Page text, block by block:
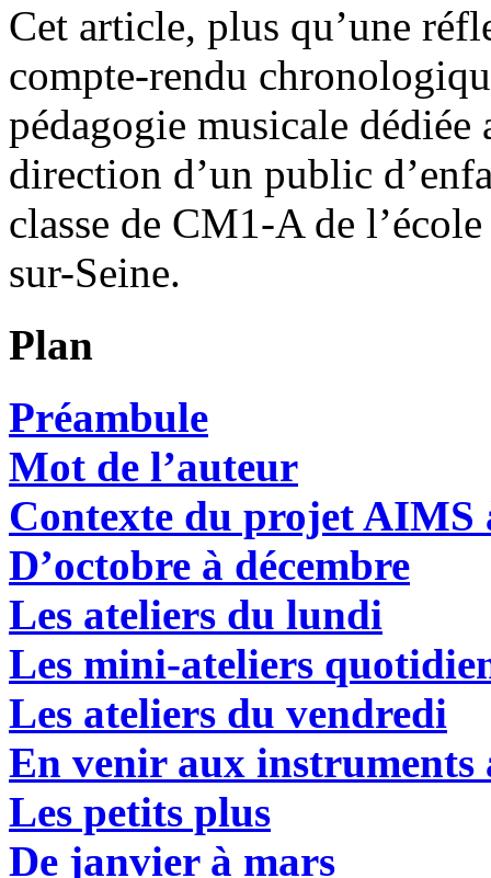
Cet article, plus qu’une
compte-rendu
pédagogie musicale
direction d’un public
classe de CM1-A de
sur-Seine.
Plan
Préambule
Mot de l’auteur
Contexte du projet AIMS
D’octobre à décembre
Les ateliers du lundi
Les mini-ateliers
Les ateliers du vendredi
En venir aux instruments
Les petits plus
De janvier à mars